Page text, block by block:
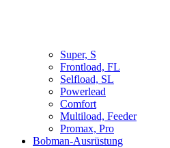
Super, S
Frontload, FL
Selfload, SL
Powerlead
Comfort
Multiload, Feeder
Promax, Pro
Bobman-Ausrüstung